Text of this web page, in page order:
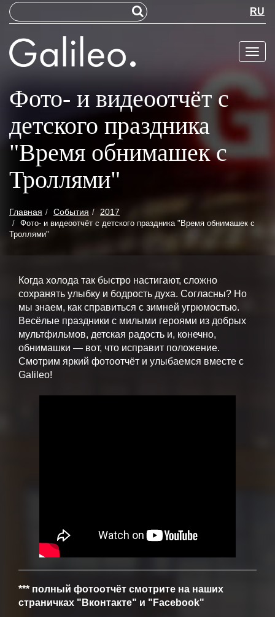
RU
Меню
Фото- и видеоотчёт с
детского праздника
"Время обнимашек с
Троллями"
Главная События 2017
Фото- и видеоотчёт с детского праздника "Время обнимашек с
Троллями"
Когда холода так быстро настигают, сложно
сохранять улыбку и бодрость духа. Согласны? Но
мы знаем, как справиться с зимней угрюмостью.
Весёлые праздники с милыми героями из добрых
мультфильмов, детская радость и, конечно,
обнимашки — вот, что исправит положение.
Смотрим яркий фотоотчёт и улыбаемся вместе с
Galileo!
*** полный фотоотчёт смотрите на наших
страничках "Вконтакте" и "Facebook"